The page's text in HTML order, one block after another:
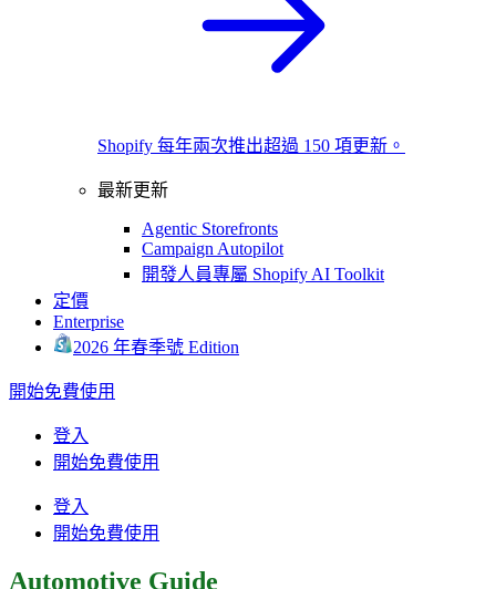
Shopify 每年兩次推出超過 150 項更新。
最新更新
Agentic Storefronts
Campaign Autopilot
開發人員專屬 Shopify AI Toolkit
定價
Enterprise
2026 年春季號 Edition
開始免費使用
登入
開始免費使用
登入
開始免費使用
Automotive Guide